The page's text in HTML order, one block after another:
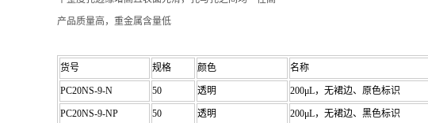
产品质量高，重金属含量低
货号 规格 颜色 名称
PC20NS-9-N 50 透明 200μL，无裙边、原色标识
PC20NS-9-NP 50 透明 200μL，无裙边、黑色标识